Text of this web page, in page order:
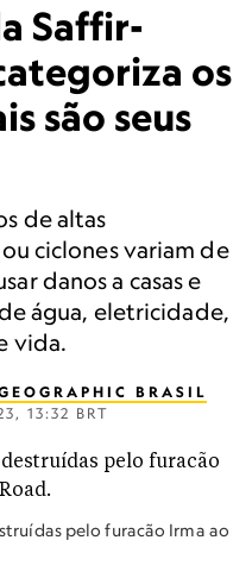
Saffir-
os
são seus
de altas
ciclones variam de
danos a casas e
água, eletricidade,
vida.
BRASIL
13:32 BRT
pelo furacão Irma ao